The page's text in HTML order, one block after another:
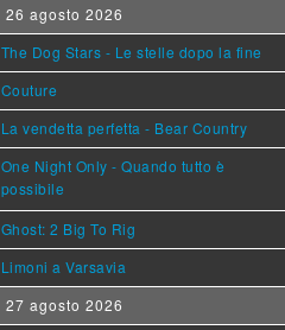
26 agosto 2026
The Dog Stars - Le stelle dopo la fine
Couture
La vendetta perfetta - Bear Country
One Night Only - Quando tutto è
possibile
Ghost: 2 Big To Rig
Limoni a Varsavia
27 agosto 2026